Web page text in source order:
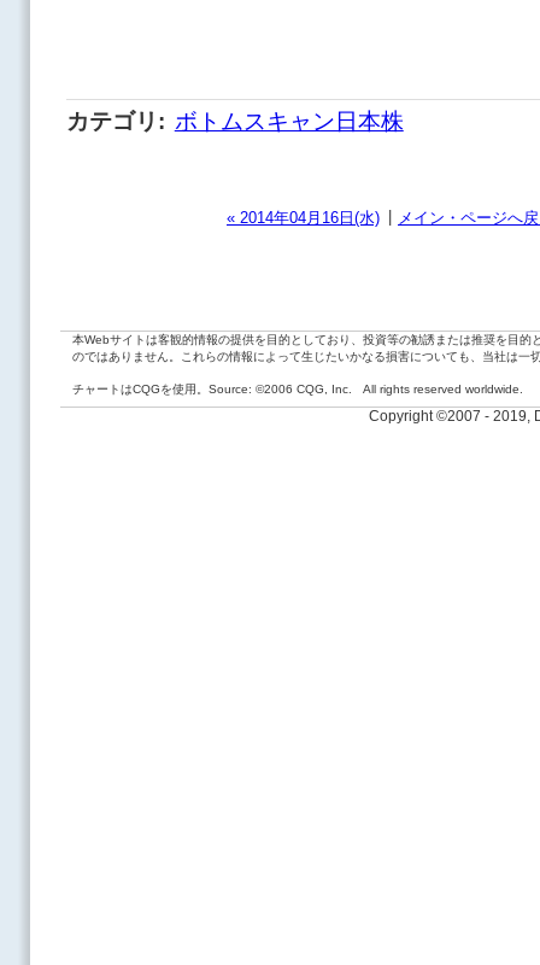
カテゴリ : ボトムスキャン日本株
« 2014年04月16日(水) | メイン・ページへ
本Webサイトは客観的情報の提供を目的としており、投資等の勧誘または推奨を目
のではありません。これらの情報によって生じたいかなる損害についても、当社は一
チャートはCQGを使用。Source: ©2006 CQG, Inc. All rights reserved worldwide.
Copyright ©2007 - 2019,